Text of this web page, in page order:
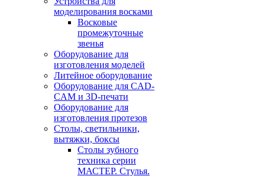
моделирования восками
Восковые
промежуточные
звенья
Оборудование для
изготовления моделей
Литейное оборудование
Оборудование для CAD-
CAM и 3D-печати
Оборудование для
изготовления протезов
Cтолы, светильники,
вытяжки, боксы
Столы зубного
техника серии
МАСТЕР. Стулья.